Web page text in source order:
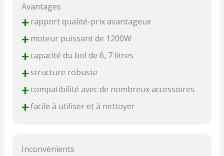
Avantages
+rapport qualité-prix avantageux
+moteur puissant de 1200W
+capacité du bol de 6, 7 litres
+structure robuste
+compatibilité avec de nombreux accessoires
+facile à utiliser et à nettoyer
Inconvénients